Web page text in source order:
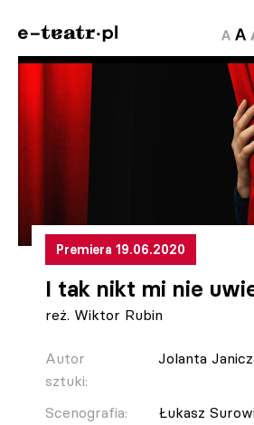
Premiera 19.06.2020
I tak nikt mi nie
reż. Wiktor Rubin
Autor
sztuki:
Jolanta
Scenografia:
Łukasz